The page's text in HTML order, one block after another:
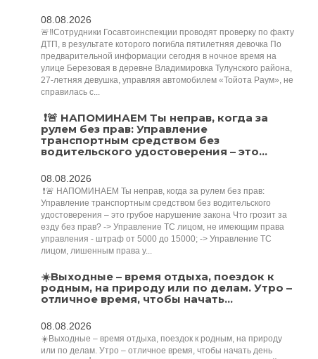
08.08.2026
🚨‼️Сотрудники Госавтоинспекции проводят проверку по факту
ДТП, в результате которого погибла пятилетняя девочка По
предварительной информации сегодня в ночное время на
улице Березовая в деревне Владимировка Тулунского района,
27-летняя девушка, управляя автомобилем «Тойота Раум», не
справилась с...
️ ❗️🚨 НАПОМИНАЕМ Ты неправ, когда за
рулем без прав: Управление
транспортным средством без
водительского удостоверения – это...
08.08.2026
️ ❗️🚨 НАПОМИНАЕМ Ты неправ, когда за рулем без прав:
Управление транспортным средством без водительского
удостоверения – это грубое нарушение закона Что грозит за
езду без прав? -> Управление ТС лицом, не имеющим права
управления - штраф от 5000 до 15000; -> Управление ТС
лицом, лишенным права у...
☀️Выходные – время отдыха, поездок к
родным, на природу или по делам. Утро –
отличное время, чтобы начать...
08.08.2026
☀️Выходные – время отдыха, поездок к родным, на природу
или по делам. Утро – отличное время, чтобы начать день